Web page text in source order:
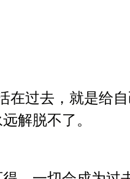
在过去，就是给
解脱不了。